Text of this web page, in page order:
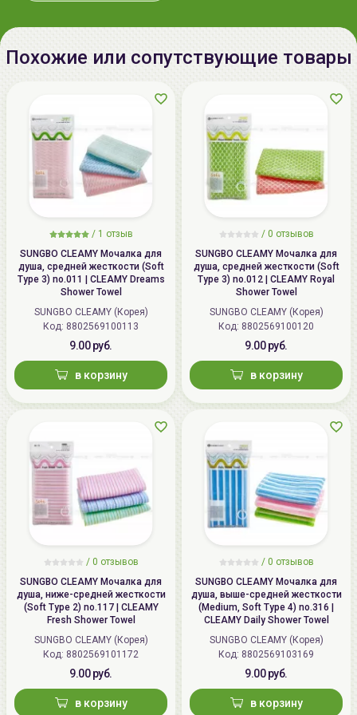
Похожие или сопутствующие товары
/ 1 отзыв
SUNGBO CLEAMY Мочалка для
душа, средней жесткости (Soft
Type 3) no.011 | CLEAMY Dreams
Shower Towel
SUNGBO CLEAMY (Корея)
Код: 8802569100113
9.00 руб.
в корзину
/ 0 отзывов
SUNGBO CLEAMY Мочалка для
душа, средней жесткости (Soft
Type 3) no.012 | CLEAMY Royal
Shower Towel
SUNGBO CLEAMY (Корея)
Код: 8802569100120
9.00 руб.
в корзину
/ 0 отзывов
SUNGBO CLEAMY Мочалка для
душа, ниже-средней жесткости
(Soft Type 2) no.117 | CLEAMY
Fresh Shower Towel
SUNGBO CLEAMY (Корея)
Код: 8802569101172
9.00 руб.
в корзину
/ 0 отзывов
SUNGBO CLEAMY Мочалка для
душа, выше-средней жесткости
(Medium, Soft Type 4) no.316 |
CLEAMY Daily Shower Towel
SUNGBO CLEAMY (Корея)
Код: 8802569103169
9.00 руб.
в корзину